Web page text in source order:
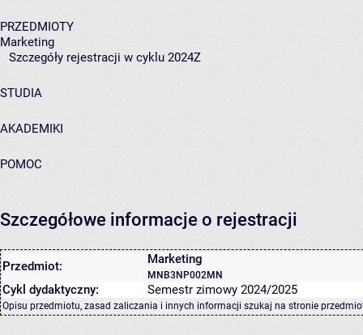
PRZEDMIOTY
Marketing
Szczegóły rejestracji w cyklu 2024Z
STUDIA
AKADEMIKI
POMOC
Szczegółowe informacje o rejestracji
Przedmiot: Marketing
MNB3NP002MN
Cykl dydaktyczny: Semestr zimowy 2024/2025
Opisu przedmiotu, zasad zaliczania i innych informacji szukaj na stronie